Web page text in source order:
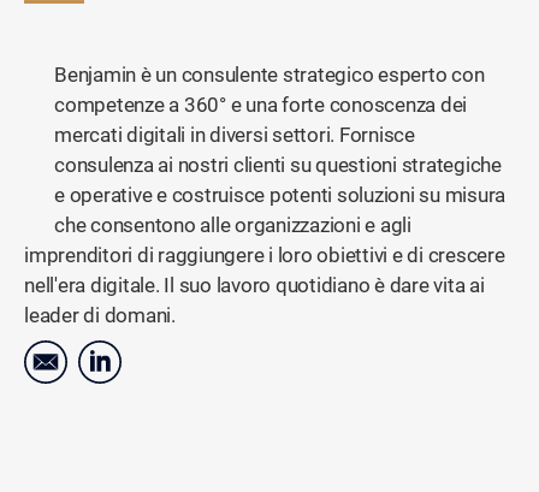
Benjamin è un consulente strategico esperto con
competenze a 360° e una forte conoscenza dei
mercati digitali in diversi settori. Fornisce
consulenza ai nostri clienti su questioni strategiche
e operative e costruisce potenti soluzioni su misura
che consentono alle organizzazioni e agli
imprenditori di raggiungere i loro obiettivi e di crescere
nell'era digitale. Il suo lavoro quotidiano è dare vita ai
leader di domani.